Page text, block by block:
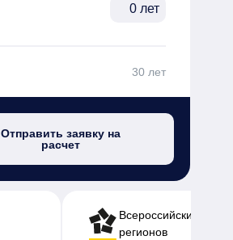
лет
30 лет
Отправить заявку на
расчет
Всероссийский банк
регионов